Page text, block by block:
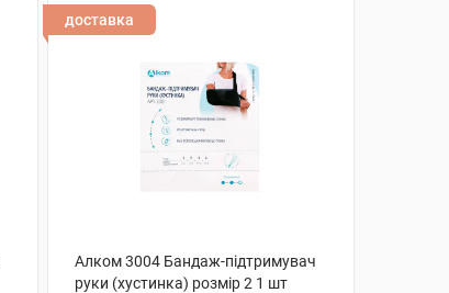
доставка
Алком 3004 Бандаж-підтримувач
руки (хустинка) розмір 2 1 шт